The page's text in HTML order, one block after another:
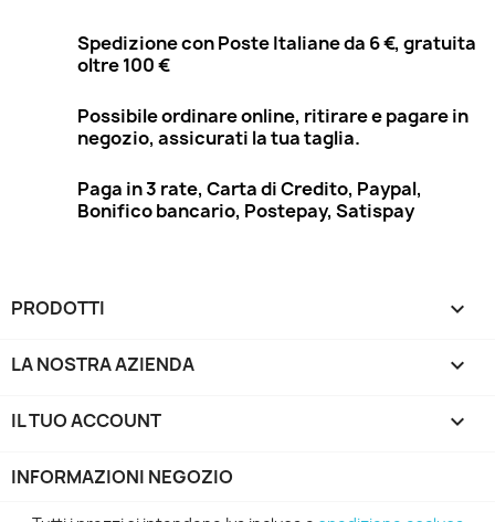
Spedizione con Poste Italiane da 6 €, gratuita
oltre 100 €
Possibile ordinare online, ritirare e pagare in
negozio, assicurati la tua taglia.
Paga in 3 rate, Carta di Credito, Paypal,
Bonifico bancario, Postepay, Satispay
PRODOTTI 
LA NOSTRA AZIENDA 
IL TUO ACCOUNT 
INFORMAZIONI NEGOZIO